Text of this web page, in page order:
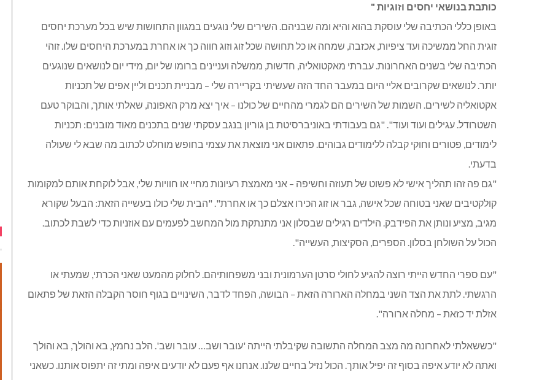
כותבת בנושאי יחסים וזוגיות "
באופן כללי הכתיבה שלי עוסקת בהוא והיא ומה שבניהם. השירים שלי נוגעים במגוון התחושות שיש בכל מערכת יחסים
זוגית החל ממשיכה ועד ציפיות, אכזבה, שמחה או כל תחושה שכל זוג וזוג חווה כך או אחרת במערכת היחסים שלו. זוהי
הכתיבה שלי בשנים האחרונות. עברתי מאקטואליה, חדשות, ממשלה ועניינים ברומו של יום, מידי יום לנושאים שנוגעים
יותר. לנושאים שקרובים אליי היום במעבר החד הזה שעשיתי בקריירה שלי – מבניית תכנים וליין אפים של תכניות
אקטואליה לשירים. השמות של השירים הם לגמרי מהחיים של כולנו – איך יצא מרק האפונה, שאלתי אותך, והבוקר טעם
השטרודל. עגילים ועוד ועוד". "גם בעבודתי באוניברסיטת בן גוריון בנגב עסקתי שנים בתכנים מאוד מובנים: תכניות
לימודים, פטורים וחוקי קבלה ללימודים גבוהים. פתאום אני מוצאת את עצמי בחופש מוחלט לכתוב מה שבא לי שעולה
בדעתי.
"גם פה זהו תהליך אישי לא פשוט של תעוזה וחשיפה – אני מאמצת רעיונות מחיי או חוויות שלי, אבל לוקחת אותם למקומות
קולקטיבים שאני בטוחה שכל אישה, גבר או זוג הכירו אצלם כך או אחרת". "הבית שלי כולו בעשייה הזאת: הבעל שקורא
מגיב, מציע ונותן את הפידבק. הילדים רגילים שבסלון אני מתנתקת מול המחשב לפעמים עם אוזניות כדי לשבת לכתוב.
הכול על השולחן בסלון. הספרים, הסקיצות, העשייה".
"עם ספרי החדש הייתי רוצה להגיע לחולי סרטן הערמונית ובני משפחותיהם. לחלוק מהמעט שאני הכרתי, שמעתי או
הרגשתי. לתת את הצד השני במחלה הארורה הזאת – הבושה, הפחד לדבר, השינויים בגוף חוסר הקבלה הזאת של פתאום
אזלת יד כזאת – מחלה ארורה".
"כששאלתי לאחרונה מה מצב המחלה התשובה שקיבלתי הייתה 'עובר ושב… עובר ושב'. הלב נחמץ, בא והולך, בא והולך
ואתה לא יודע איפה בסוף זה יפיל אותך. הכול נזיל בחיים שלנו. אנחנו אף פעם לא יודעים איפה ומתי זה יתפוס אותנו. כשאני